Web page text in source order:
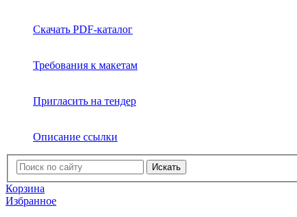
Скачать PDF-каталог
Требования к макетам
Пригласить на тендер
Описание ссылки
Искать
Корзина
Избранное